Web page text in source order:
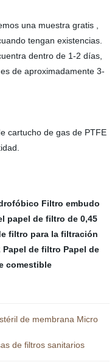
una muestra gratis ,
tengan existencias.
dentro de 1-2 días,
de aproximadamente 3-
cartucho de gas de PTFE
Filtro embudo
papel de filtro de 0,45
filtro para la filtración
Papel de filtro Papel de
comestible
de membrana Micro
de filtros sanitarios